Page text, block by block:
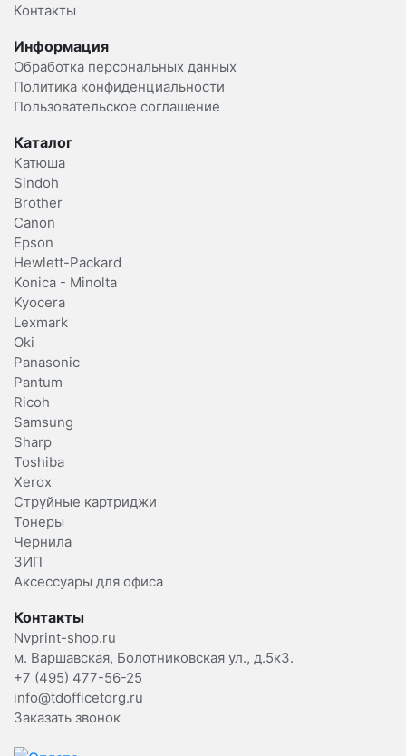
Контакты
Информация
Обработка персональных данных
Политика конфиденциальности
Пользовательское соглашение
Каталог
Катюша
Sindoh
Brother
Canon
Epson
Hewlett-Packard
Konica - Minolta
Kyocera
Lexmark
Oki
Panasonic
Pantum
Ricoh
Samsung
Sharp
Toshiba
Xerox
Струйные картриджи
Тонеры
Чернила
ЗИП
Аксессуары для офиса
Контакты
Nvprint-shop.ru
м. Варшавская, Болотниковская ул., д.5к3.
+7 (495) 477-56-25
info@tdofficetorg.ru
Заказать звонок